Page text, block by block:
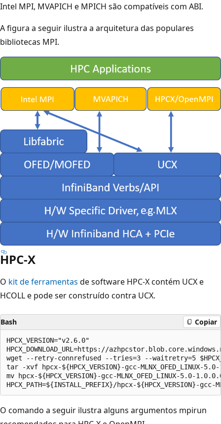
Intel MPI, MVAPICH e MPICH são compatíveis com ABI.
A figura a seguir ilustra a arquitetura das populares
bibliotecas MPI.
HPC-X
O kit de ferramentas de software HPC-X contém UCX e
HCOLL e pode ser construído contra UCX.
Bash Copiar
HPCX_VERSION="v2.6.0"
HPCX_DOWNLOAD_URL=https://
wget --retry-connrefused --tries=3 --waitretry=5
tar -xvf hpcx-${HPCX_VERSION}-gcc-MLNX_OFED_LINUX-
mv hpcx-${HPCX_VERSION}-gcc-MLNX_OFED_LINUX-5.0-
O comando a seguir ilustra alguns argumentos mpirun